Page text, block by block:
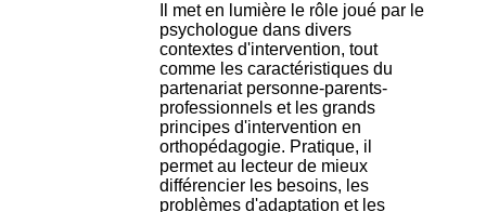
Il met en lumière le rôle joué par le
psychologue dans divers
contextes d'intervention, tout
comme les caractéristiques du
partenariat personne-parents-
professionnels et les grands
principes d'intervention en
orthopédagogie. Pratique, il
permet au lecteur de mieux
différencier les besoins, les
problèmes d'adaptation et les
e
H
o
s
p
i
t
a
l
i
e